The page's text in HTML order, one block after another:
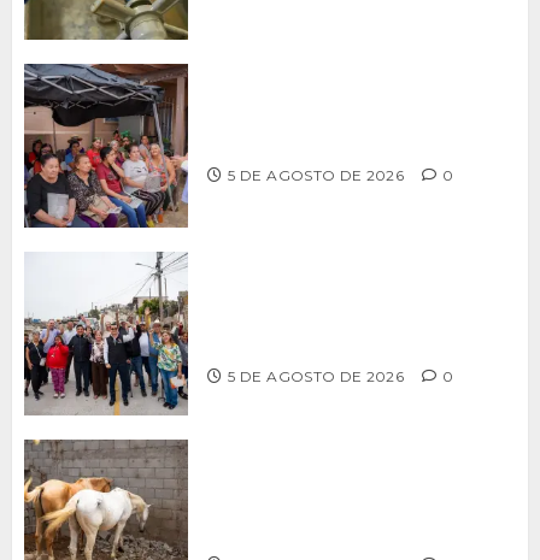
5 DE AGOSTO DE 2026 0
5 DE AGOSTO DE 2026 0